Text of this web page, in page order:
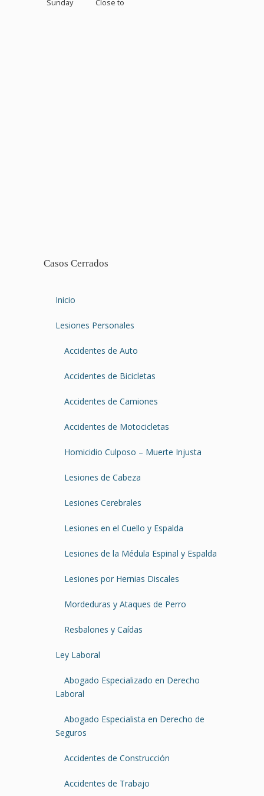
Sunday Close to
Casos Cerrados
Inicio
Lesiones Personales
Accidentes de Auto
Accidentes de Bicicletas
Accidentes de Camiones
Accidentes de Motocicletas
Homicidio Culposo – Muerte Injusta
Lesiones de Cabeza
Lesiones Cerebrales
Lesiones en el Cuello y Espalda
Lesiones de la Médula Espinal y Espalda
Lesiones por Hernias Discales
Mordeduras y Ataques de Perro
Resbalones y Caídas
Ley Laboral
Abogado Especializado en Derecho
Laboral
Abogado Especialista en Derecho de
Seguros
Accidentes de Construcción
Accidentes de Trabajo